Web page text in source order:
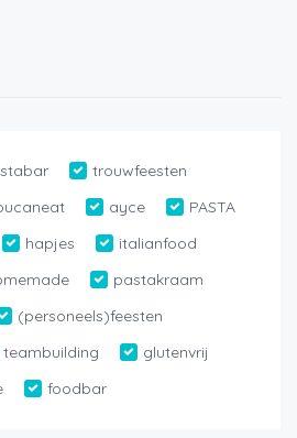
trouwfeesten
ayce
PASTA
hapjes
italianfood
pastakraam
(personeels)feesten
teambuilding
glutenvrij
foodbar